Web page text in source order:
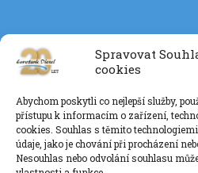
Spravovat
cookies
Abychom poskytli co nejlepší služby,
přístupu k informacím o zařízení,
cookies. Souhlas s těmito
údaje, jako je chování při procházení
Nesouhlas nebo odvolání souhlasu
+420 777